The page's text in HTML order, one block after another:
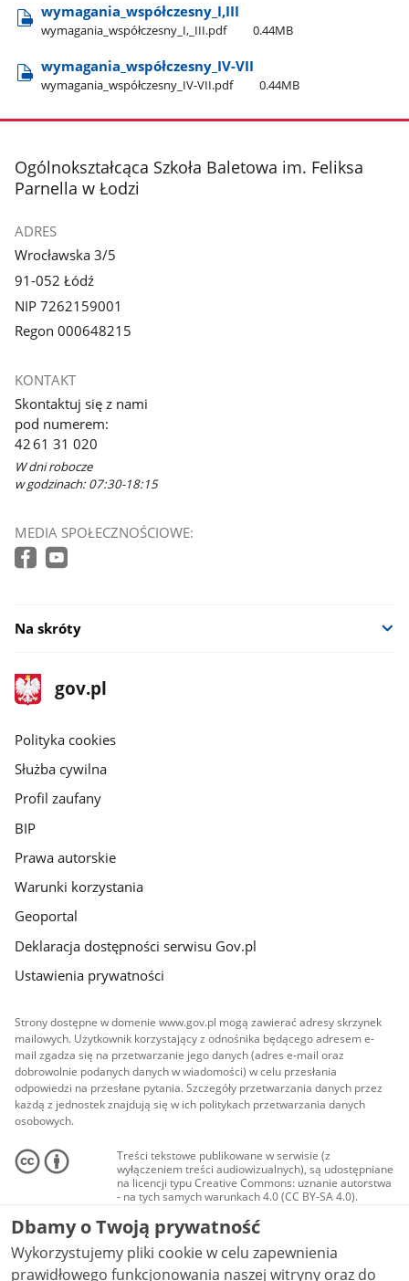
wymagania​_współczesny​_I,III
wymagania​_współczesny​_I,​_III.pdf 0.44MB
wymagania​_współczesny​_IV-VII
wymagania​_współczesny​_IV-VII.pdf 0.44MB
stopka
Ogólnokształcąca Szkoła Baletowa im. Feliksa
Parnella w Łodzi
ADRES
Wrocławska 3/5
91-052 Łódź
NIP 7262159001
Regon 000648215
KONTAKT
Skontaktuj się z nami
pod numerem:
42 61 31 020
W dni robocze
w godzinach: 07:30-18:15
MEDIA SPOŁECZNOŚCIOWE:
Na skróty
stopka
gov.pl
Strona
gov.pl
gov.pl
Polityka cookies
Służba cywilna
Profil zaufany
BIP
Prawa autorskie
Warunki korzystania
Geoportal
Deklaracja dostępności serwisu Gov.pl
Ustawienia prywatności
Strony dostępne w domenie www.gov.pl mogą zawierać adresy skrzynek
mailowych. Użytkownik korzystający z odnośnika będącego adresem e-
mail zgadza się na przetwarzanie jego danych (adres e-mail oraz
dobrowolnie podanych danych w wiadomości) w celu przesłania
odpowiedzi na przesłane pytania. Szczegóły przetwarzania danych przez
każdą z jednostek znajdują się w ich politykach przetwarzania danych
osobowych.
Treści tekstowe publikowane w serwisie (z
wyłączeniem treści audiowizualnych), są udostępniane
na licencji typu Creative Commons: uznanie autorstwa
- na tych samych warunkach 4.0 (CC BY-SA 4.0).
Materiały audiowizualne, w tym zdjęcia, materiały
audio i wideo, są udostępniane na licencji typu
Creative Commons: uznanie autorstwa użycie
niekomercyjne - bez utworów zależnych 4.0 (CC BY-
NC-ND 4.0), o ile nie jest to stwierdzone inaczej.
Dbamy o Twoją prywatność
Wykorzystujemy pliki cookie w celu zapewnienia
prawidłowego funkcjonowania naszej witryny oraz do